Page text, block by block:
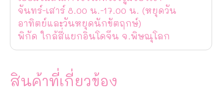
จันทร์-เสาร์ 8.00 น.-17.00 น. (หยุดวัน
อาทิตย์และวันหยุดนักขัตฤกษ์)
พิกัด ใกล้สี่แยกอินโดจีน จ.พิษณุโลก
สินค้าที่เกี่ยวข้อง